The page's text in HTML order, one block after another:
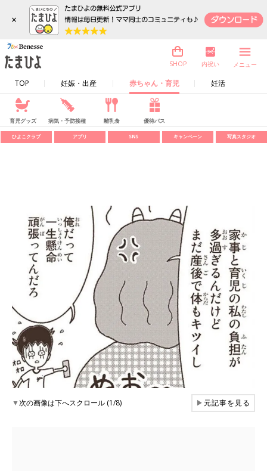
×
TOP 妊娠・出産 赤ちゃん・育児 妊活
SHOP 内祝い メニュー
育児グッズ 病気・予防接種 離乳食 優待パス
ひよこクラブ アプリ SNS キャンペーン 写真スタジオ
▼次の画像は下へスクロール (1/8) ▶元記事を見る